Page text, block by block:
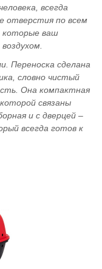
всегда
отверстия по всем
которые ваш
Переноска сделана
словно чистый
Она компактная
связаны
и с дверцей –
всегда готов к